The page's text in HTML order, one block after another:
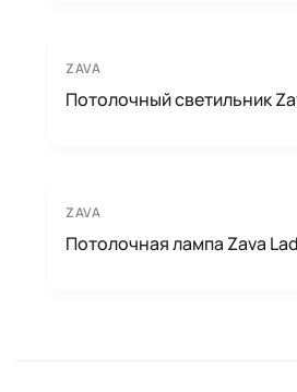
ZAVA
Потолочный светильник
ZAVA
Потолочная лампа Zava